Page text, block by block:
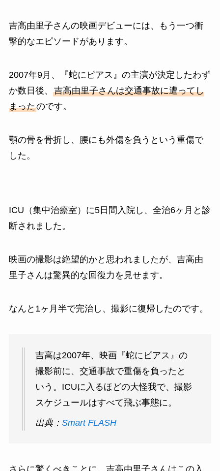
吉高由里子さんの映画デビューには、もう一つ衝
撃的なエピソードがあります。
2007年9月、『蛇にピアス』の主演が決定したわず
か数日後、 吉高由里子さんは交通事故に遭ってし
まったのです。
顎の骨を骨折し、腰にも外傷を負うという重傷で
した。
ICU（集中治療室）に5日間入院し、全治6ヶ月と診
断されました。
映画の撮影は絶望的かと思われましたが、吉高由
里子さんは驚異的な回復力を見せます。
なんと1ヶ月半で完治し、撮影に復帰したのです。
吉高は2007年、映画『蛇にピアス』の
撮影前に、交通事故で重傷を負ったと
いう。ICUに入るほどの大怪我で、撮影
スケジュールはすべて飛ぶ事態に。
出典： Smart FLASH